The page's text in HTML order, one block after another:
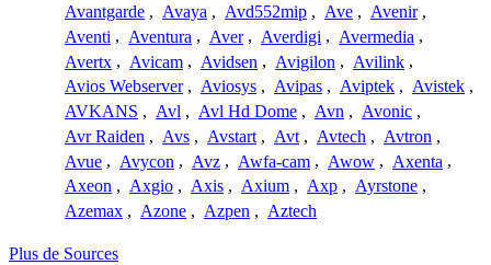
Avantgarde , Avaya , Avd552mip , Ave , Avenir ,
Aventi , Aventura , Aver , Averdigi , Avermedia ,
Avertx , Avicam , Avidsen , Avigilon , Avilink ,
Avios Webserver , Aviosys , Avipas , Aviptek , Avistek ,
AVKANS , Avl , Avl Hd Dome , Avn , Avonic ,
Avr Raiden , Avs , Avstart , Avt , Avtech , Avtron ,
Avue , Avycon , Avz , Awfa-cam , Awow , Axenta ,
Axeon , Axgio , Axis , Axium , Axp , Ayrstone ,
Azemax , Azone , Azpen , Aztech
Plus de Sources